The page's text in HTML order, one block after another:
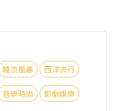
韓流風暴 西洋流行
音樂時尚 影劇娛樂